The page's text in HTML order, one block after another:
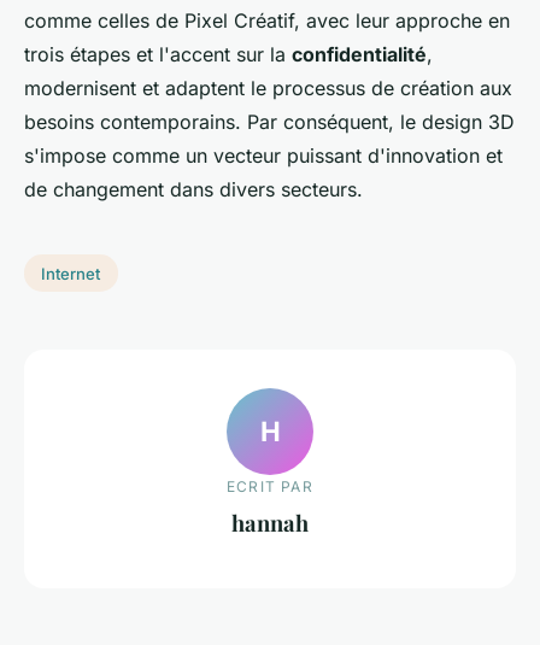
comme celles de Pixel Créatif, avec leur approche en
trois étapes et l'accent sur la confidentialité,
modernisent et adaptent le processus de création aux
besoins contemporains. Par conséquent, le design 3D
s'impose comme un vecteur puissant d'innovation et
de changement dans divers secteurs.
Internet
H
ECRIT PAR
hannah